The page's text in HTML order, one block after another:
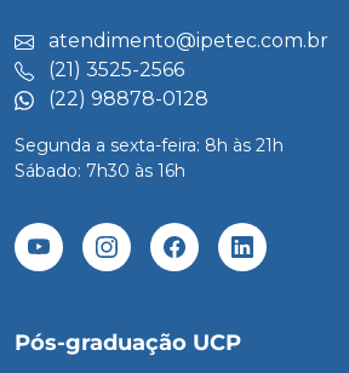
atendimento@ipetec.com.br
(21) 3525-2566
(22) 98878-0128
Segunda a sexta-feira: 8h às 21h
Sábado: 7h30 às 16h
Pós-graduação UCP